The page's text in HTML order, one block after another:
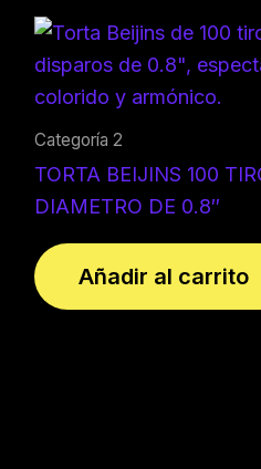
Categoría 2
TORTA BEIJINS 100
DIAMETRO DE 0.8″
Añadir al carrito